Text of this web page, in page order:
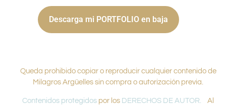
Descarga mi PORTFOLIO en baja
Queda prohibido copiar o reproducir cualquier contenido de
Milagros Argüelles sin compra o autorización previa.
Contenidos protegidos por los DERECHOS DE AUTOR. Al